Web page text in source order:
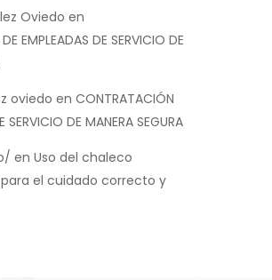
Oviedo en
EMPLEADAS DE SERVICIO DE
oviedo en CONTRATACIÓN
SERVICIO DE MANERA SEGURA
en Uso del chaleco
el cuidado correcto y